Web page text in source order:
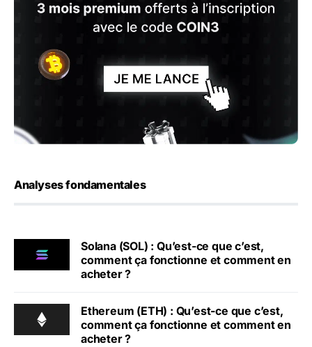
Analyses fondamentales
Solana (SOL) : Qu’est-ce que c’est,
comment ça fonctionne et comment en
acheter ?
Ethereum (ETH) : Qu’est-ce que c’est,
comment ça fonctionne et comment en
acheter ?